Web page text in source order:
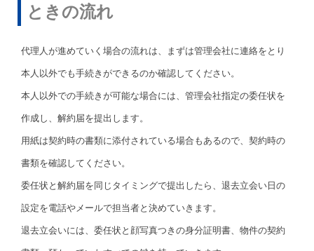
ときの流れ
代理人が進めていく場合の流れは、まずは管理会社に連絡をとり
本人以外でも手続きができるのか確認してください。
本人以外での手続きが可能な場合には、管理会社指定の委任状を
作成し、解約届を提出します。
用紙は契約時の書類に添付されている場合もあるので、契約時の
書類を確認してください。
委任状と解約届を同じタイミングで提出したら、退去立会い日の
設定を電話やメールで担当者と決めていきます。
退去立会いには、委任状と顔写真つきの身分証明書、物件の契約